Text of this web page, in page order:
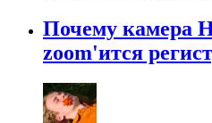
Почему камера
zoom'ится